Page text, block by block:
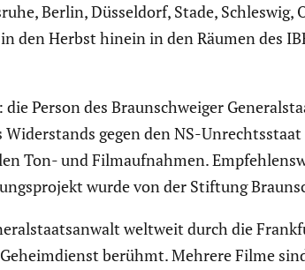
Berlin, Düssel­dorf, Stade,
den Herbst hinein in den Räumen des
Person des Braun­schweiger
gegen den NS-
Ton- und Filmauf­nahmen.
wurde von der Stiftung
weltweit durch die
berühmt. Mehrere Filme